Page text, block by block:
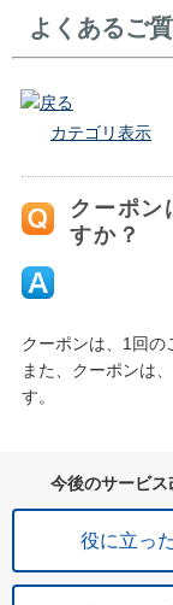
よくあるご
戻る
カテゴリ表示
クーポン
すか？
クーポンは、1回の
また、クーポンは
す。
今後のサービ
役に立った